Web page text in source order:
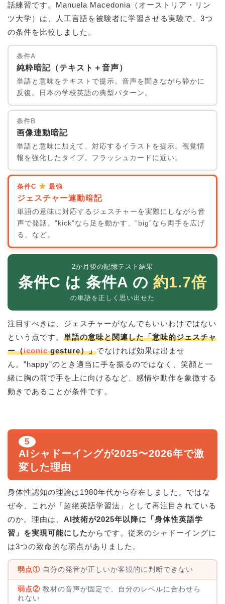
話練習です。Manuela Macedonia（オーストリア・リン
ツ大学）は、人工言語を被験者に学習させる実験で、3つ
の条件を比較しました。
条件A
純粋暗記（テキスト＋音声）
単語と意味をテキストで提示。音声を聞きながら静かに
反復。日本の学校英語の典型パターン。
条件B
画像連動暗記
単語と意味に加えて、対応するイラストを提示。視覚情
報を強化したタイプ。フラッシュカードに近い。
条件C 最強
ジェスチャー連動暗記
単語の意味に対応するジェスチャーを実際にしながら音
声で発話。”kick”なら足を動かす、”big”なら両手を広げ
る、など。
2か月後の記憶テスト結果
条件C は 条件A の 約1.7倍
の単語を正しく思い出せた
注目すべきは、ジェスチャーがなんでもいいわけではない
という点です。 単語の意味と関連した「意味的ジェスチャ
ー（iconicgesture）」でなければ効果は出ませ
ん。”happy”のとき適当に手を振るのではなく、笑顔と一
緒に胸の前で手を上に向けるなど、感情や動作を象徴する
動きであることが条件です。
5
AIシャドーイングが2025〜2026年で激
変した理由
身体性認知の理論は1980年代から存在しました。ではな
ぜ今、これが「超絶英語学習法」として再注目されている
のか。理由は、 AI技術が2025年以降に「身体性英語学
習」を実現可能にしたからです。従来のシャドーイングに
は3つの致命的な弱点がありました。
弱点① 自分の発音が正しいか客観的に判断できない
弱点② 教材の音声が固定で、自分のレベルに合わせら
れない